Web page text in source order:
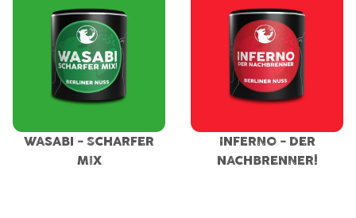
WASABI - SCHARFER
MIX
INFERNO - DER
NACHBRENNER!